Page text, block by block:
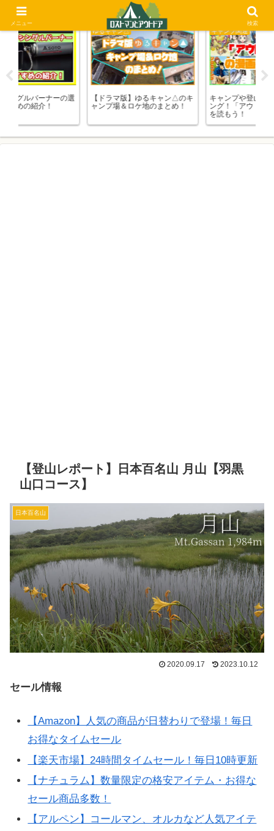
キャンプ関連
キャンプや登山、釣り、ツーリ
ング！「アウトドア系」の漫画
比較・まとめ
【焚火会メンバー】とろサーモ
ン村田さんのキャンプ道具まと
比
【登山レポート】日本百名山 月山【羽黒
山口コース】
日本百名山
2020.09.17 2023.10.12
セール情報
【Amazon】人気の商品が日替わりで登場！毎日
お得なタイムセール
【楽天市場】24時間タイムセール！毎日10時更新
【ナチュラム】数量限定の格安アイテム・お得な
セール商品多数！
【アルペン】コールマン、オルカなど人気アイテ
メニュー 検索